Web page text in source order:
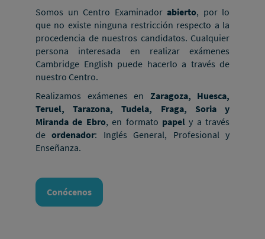
Somos un Centro Examinador abierto, por lo
que no existe ninguna restricción respecto a la
procedencia de nuestros candidatos. Cualquier
persona interesada en realizar exámenes
Cambridge English puede hacerlo a través de
nuestro Centro.
Realizamos exámenes en Zaragoza, Huesca,
Teruel, Tarazona, Tudela, Fraga, Soria y
Miranda de Ebro, en formato papely a través
deordenador: Inglés General, Profesional y
Enseñanza.
Conócenos